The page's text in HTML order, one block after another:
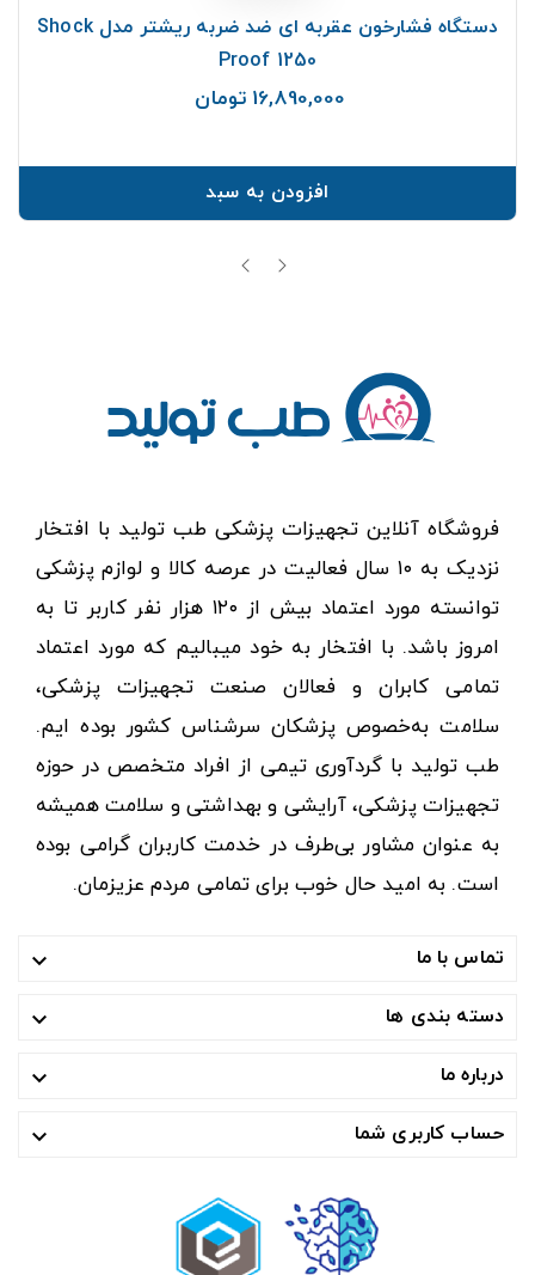
دستگاه فشارخون عقربه ای ضد ضربه ریشتر مدل Shock
Proof 1250
16,890,000 تومان
افزودن به سبد
فروشگاه آنلاین تجهیزات پزشکی طب تولید با افتخار
نزدیک به ۱۰ سال فعالیت در عرصه کالا و لوازم پزشکی
توانسته مورد اعتماد بیش از ۱۲۰ هزار نفر کاربر تا به
امروز باشد. با افتخار به خود میبالیم که مورد اعتماد
تمامی کابران و فعالان صنعت تجهیزات پزشکی،
سلامت به‌خصوص پزشکان سرشناس کشور بوده ایم.
طب تولید با گردآوری تیمی از افراد متخصص در حوزه
تجهیزات پزشکی، آرایشی و بهداشتی و سلامت همیشه
به عنوان مشاور بی‌طرف در خدمت کاربران گرامی بوده
است. به امید حال خوب برای تمامی مردم عزیزمان.
تماس با ما 
دسته بندی ها 
درباره ما 
حساب کاربری شما 